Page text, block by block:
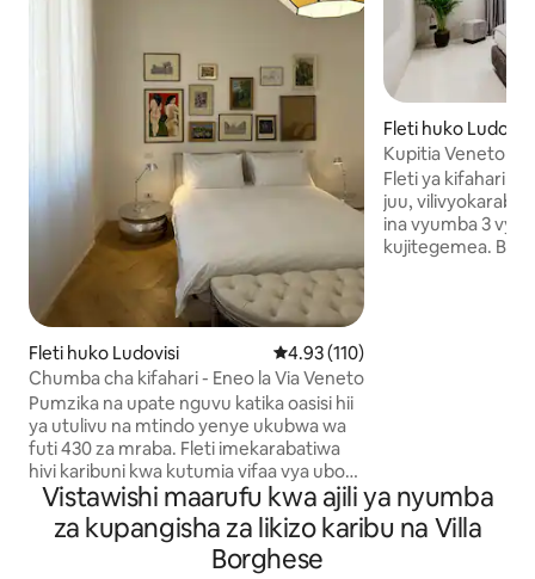
Fleti huko Ludovisi Ukadiriaji wa wastani wa 4.93
4.93 (110)
Chumba cha kifahari - Eneo la Via Veneto
Pumzika na upate nguvu katika oasisi hii
ya utulivu na mtindo yenye ukubwa wa
futi 430 za mraba. Fleti imekarabatiwa
hivi karibuni kwa kutumia vifaa vya ubora
wa juu ili kuhakikisha anasa na starehe.
Kitanda kina godoro la sponji ya
kumbukumbu la sentimita 30 na mito ni
ya matibabu ya mifupa na inastarehesha
Fleti huko Ludovisi
Kupitia Veneto -
Fleti ya kifahari
juu,
ina vyumba 3 vya
kujitegemea.
mashine ya
Vistawishi maarufu kwa ajili ya nyumba
za kupangisha za likizo karibu na Villa
Borghese